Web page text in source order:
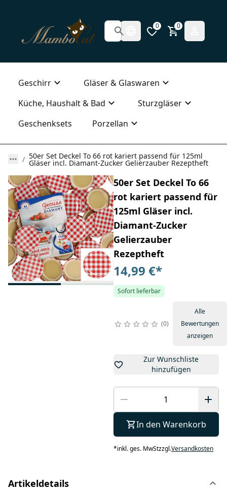
0 0
Geschirr
Gläser & Glaswaren
Küche, Haushalt & Bad
Sturzgläser
Geschenksets
Porzellan
50er Set Deckel To 66 rot kariert passend für 125ml
Gläser incl. Diamant-Zucker Gelierzauber Rezeptheft
50er Set Deckel To 66
rot kariert passend für
125ml Gläser incl.
Diamant-Zucker
Gelierzauber
Rezeptheft
14,99 €*
Sofort lieferbar
0
Alle
Bewertungen
anzeigen
Zur Wunschliste
hinzufügen
In den Warenkorb
*inkl. ges. MwStzzgl.Versandkosten
Artikeldetails